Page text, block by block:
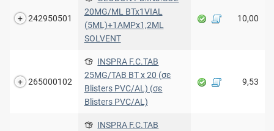
242950501
20MG/ML BTx1VIAL
(5ML)+1AMPx1,2ML
SOLVENT
10,00
265000102
INSPRA F.C.TAB
25MG/TAB BT x 20 (σε
Blisters PVC/AL) (σε
Blisters PVC/AL)
9,53
INSPRA F.C.TAB